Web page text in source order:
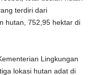
terdiri dari
hutan, 752,95 hektar di
Lingkungan
lokasi hutan adat di